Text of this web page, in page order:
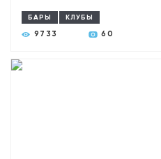
БАРЫ КЛУБЫ
9733 60